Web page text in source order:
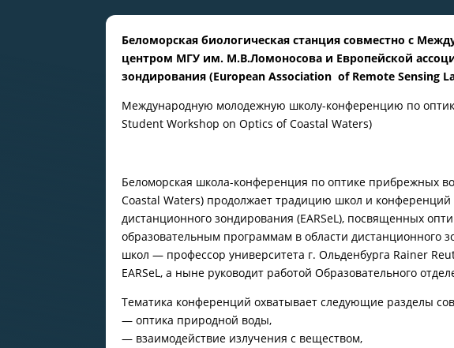
Беломорская биологическая станция совместно с
центром МГУ им. М.В.Ломоносова и Европейской
зондирования (European Association of Remote Sensing
Международную молодежную школу-конференцию по
Student Workshop on Optics of Coastal Waters)
Беломорская школа-конференция по оптике прибрежных
Coastal Waters) продолжает традицию школ и
дистанционного зондирования (EARSeL), посвященных
образовательным программам в области дистанционного
школ — профессор университета г. Ольденбурга Rainer
EARSeL, а ныне руководит работой Образовательного
Тематика конференций охватывает следующие разделы
— оптика природной воды,
— взаимодействие излучения с веществом,